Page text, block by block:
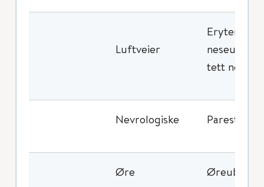
Luftveier
Erytem i
tett nese,
Nevrologiske Parestesi,
Øre Øreubehag